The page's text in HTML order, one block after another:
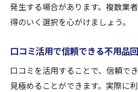
発生する場合があります。複数業
得のいく選択を心がけましょう。
口コミ活用で信頼できる不用品
口コミを活用することで、信頼で
見極めることができます。実際に